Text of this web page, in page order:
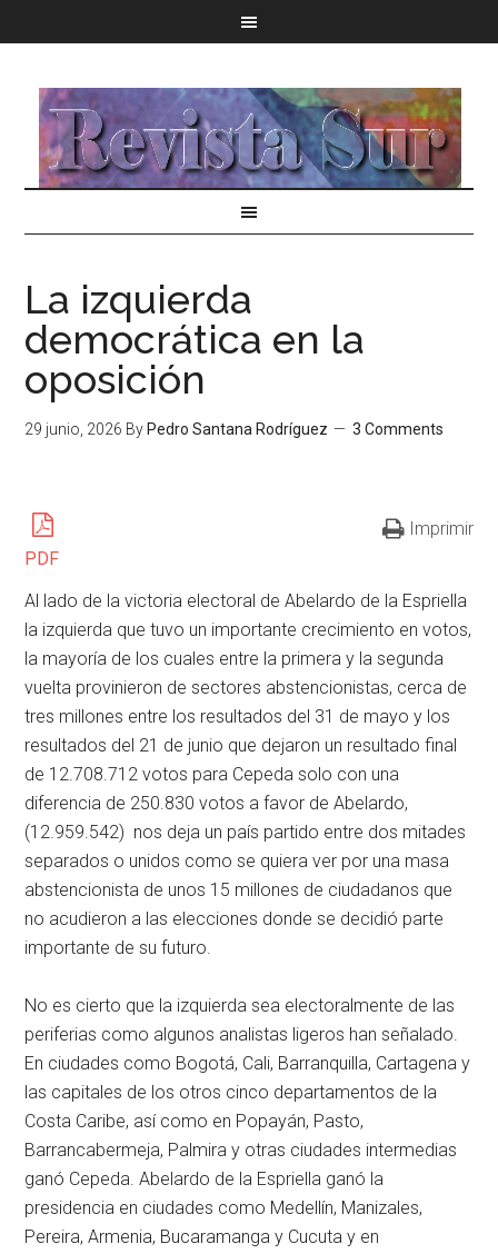
La izquierda
democrática en la
oposición
29 junio, 2026 By Pedro Santana Rodríguez 3 Comments
PDF
Imprimir
Al lado de la victoria electoral de Abelardo de la Espriella
la izquierda que tuvo un importante crecimiento en votos,
la mayoría de los cuales entre la primera y la segunda
vuelta provinieron de sectores abstencionistas, cerca de
tres millones entre los resultados del 31 de mayo y los
resultados del 21 de junio que dejaron un resultado final
de 12.708.712 votos para Cepeda solo con una
diferencia de 250.830 votos a favor de Abelardo,
(12.959.542) nos deja un país partido entre dos mitades
separados o unidos como se quiera ver por una masa
abstencionista de unos 15 millones de ciudadanos que
no acudieron a las elecciones donde se decidió parte
importante de su futuro.
No es cierto que la izquierda sea electoralmente de las
periferias como algunos analistas ligeros han señalado.
En ciudades como Bogotá, Cali, Barranquilla, Cartagena y
las capitales de los otros cinco departamentos de la
Costa Caribe, así como en Popayán, Pasto,
Barrancabermeja, Palmira y otras ciudades intermedias
ganó Cepeda. Abelardo de la Espriella ganó la
presidencia en ciudades como Medellín, Manizales,
Pereira, Armenia, Bucaramanga y Cucuta y en